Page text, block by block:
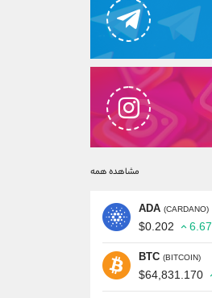
مشاهده همه
ADA (CARDANO)
$0.202 6.67
BTC (BITCOIN)
$64,831.170